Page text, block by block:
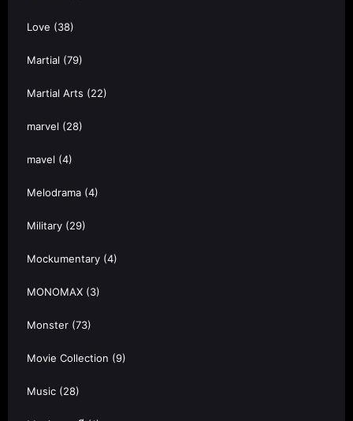
Love (38)
Martial (79)
Martial Arts (22)
marvel (28)
mavel (4)
Melodrama (4)
Military (29)
Mockumentary (4)
MONOMAX (3)
Monster (73)
Movie Collection (9)
Music (28)